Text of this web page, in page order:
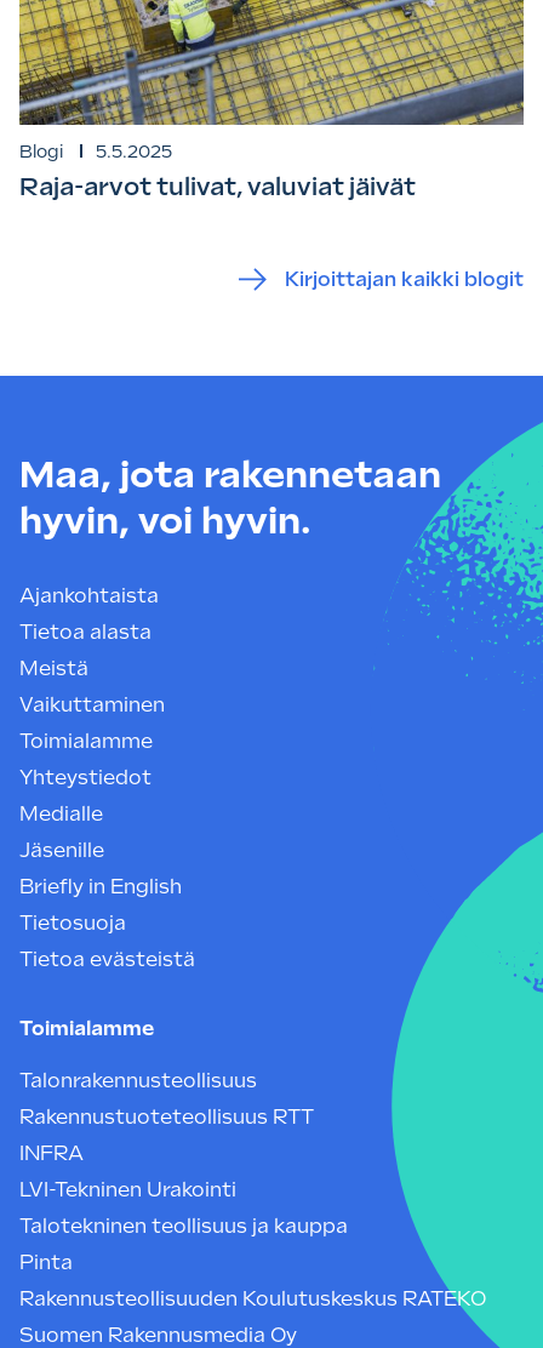
Blogi 5.5.2025
Raja-arvot tulivat, valuviat jäivät
Kirjoittajan kaikki blogit
Maa, jota rakennetaan
hyvin, voi hyvin.
Ajankohtaista
Tietoa alasta
Meistä
Vaikuttaminen
Toimialamme
Yhteystiedot
Medialle
Jäsenille
Briefly in English
Tietosuoja
Tietoa evästeistä
Toimialamme
Talonrakennusteollisuus
Rakennustuoteteollisuus RTT
INFRA
LVI-Tekninen Urakointi
Talotekninen teollisuus ja kauppa
Pinta
Rakennusteollisuuden Koulutuskeskus RATEKO
Suomen Rakennusmedia Oy